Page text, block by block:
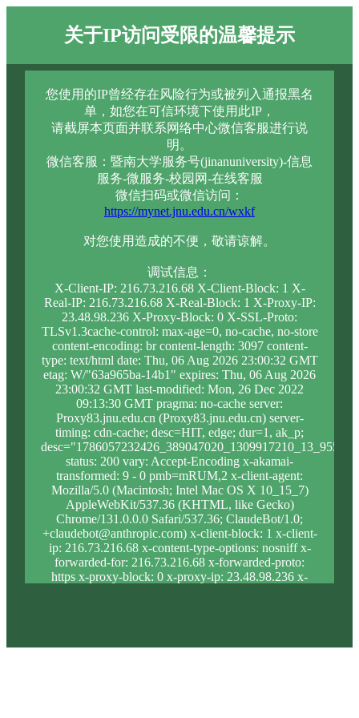
关于IP访问受限的温馨提示
您使用的IP曾经存在风险行为或被列入通报黑名
单，如您在可信环境下使用此IP，
请截屏本页面并联系网络中心微信客服进行说
明。
微信客服：暨南大学服务号(jinanuniversity)-信息
服务-微服务-校园网-在线客服
微信扫码或微信访问：
https://mynet.jnu.edu.cn/wxkf
对您使用造成的不便，敬请谅解。
调试信息：
X-Client-IP: 216.73.216.68 X-Client-Block: 1 X-
Real-IP: 216.73.216.68 X-Real-Block: 1 X-Proxy-IP:
23.48.98.236 X-Proxy-Block: 0 X-SSL-Proto:
TLSv1.3cache-control: max-age=0, no-cache, no-store
content-encoding: br content-length: 3097 content-
type: text/html date: Thu, 06 Aug 2026 23:00:32 GMT
etag: W/"63a965ba-14b1" expires: Thu, 06 Aug 2026
23:00:32 GMT last-modified: Mon, 26 Dec 2022
09:13:30 GMT pragma: no-cache server:
Proxy83.jnu.edu.cn (Proxy83.jnu.edu.cn) server-
timing: cdn-cache; desc=HIT, edge; dur=1, ak_p;
status: 200 vary: Accept-Encoding x-akamai-
transformed: 9 - 0 pmb=mRUM,2 x-client-agent:
Mozilla/5.0 (Macintosh; Intel Mac OS X 10_15_7)
AppleWebKit/537.36 (KHTML, like Gecko)
Chrome/131.0.0.0 Safari/537.36; ClaudeBot/1.0;
+claudebot@anthropic.com) x-client-block: 1 x-client-
ip: 216.73.216.68 x-content-type-options: nosniff x-
forwarded-for: 216.73.216.68 x-forwarded-proto:
https x-proxy-block: 0 x-proxy-ip: 23.48.98.236 x-